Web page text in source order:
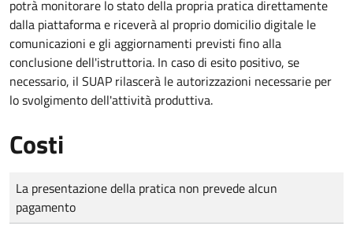
potrà monitorare lo stato della propria pratica direttamente
dalla piattaforma e riceverà al proprio domicilio digitale le
comunicazioni e gli aggiornamenti previsti fino alla
conclusione dell'istruttoria. In caso di esito positivo, se
necessario, il SUAP rilascerà le autorizzazioni necessarie per
lo svolgimento dell'attività produttiva.
Costi
Tipo di pagamento
Importo
La presentazione della pratica non prevede alcun
pagamento